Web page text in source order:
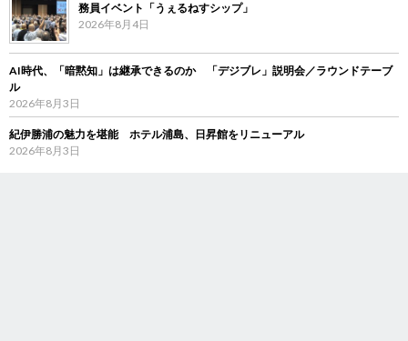
務員イベント「うぇるねすシップ」
2026年8月4日
AI時代、「暗黙知」は継承できるのか 「デジブレ」説明会／ラウンドテーブ
ル
2026年8月3日
紀伊勝浦の魅力を堪能 ホテル浦島、日昇館をリニューアル
2026年8月3日